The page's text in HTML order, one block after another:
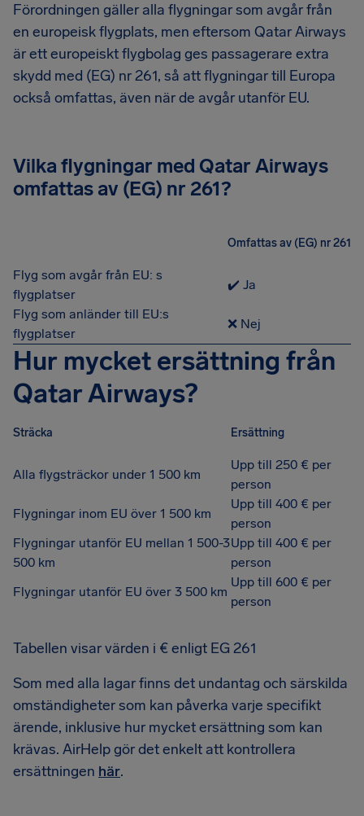
Förordningen gäller alla flygningar som avgår från
en europeisk flygplats, men eftersom Qatar Airways
är ett europeiskt flygbolag ges passagerare extra
skydd med (EG) nr 261, så att flygningar till Europa
också omfattas, även när de avgår utanför EU.
Vilka flygningar med Qatar Airways
omfattas av (EG) nr 261?
Omfattas av (EG) nr 261
Flyg som avgår från EU: s
flygplatser
✔️ Ja
Flyg som anländer till EU:s
flygplatser
❌ Nej
Hur mycket ersättning från
Qatar Airways?
Sträcka Ersättning
Alla flygsträckor under 1 500 km
Upp till 250 € per
person
Flygningar inom EU över 1 500 km
Upp till 400 € per
person
Flygningar utanför EU mellan 1 500-3
500 km
Upp till 400 € per
person
Flygningar utanför EU över 3 500 km
Upp till 600 € per
person
Tabellen visar värden i € enligt EG 261
Som med alla lagar finns det undantag och särskilda
omständigheter som kan påverka varje specifikt
ärende, inklusive hur mycket ersättning som kan
krävas. AirHelp gör det enkelt att kontrollera
ersättningen här.